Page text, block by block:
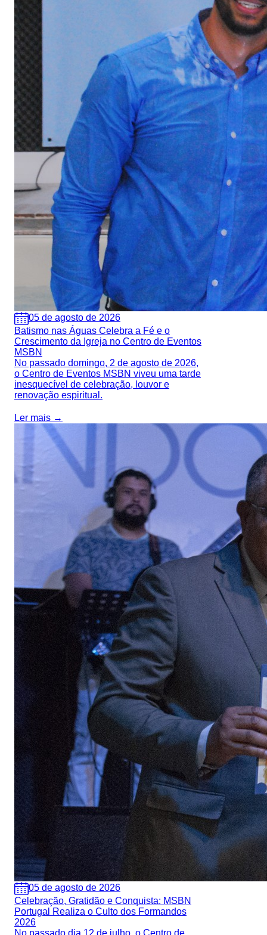
05 de agosto de 2026
Batismo nas Águas Celebra a Fé e o
Crescimento da Igreja no Centro de Eventos
MSBN
No passado domingo, 2 de agosto de 2026,
o Centro de Eventos MSBN viveu uma tarde
inesquecível de celebração, louvor e
renovação espiritual.
Ler mais →
05 de agosto de 2026
Celebração, Gratidão e Conquista: MSBN
Portugal Realiza o Culto dos Formandos
2026
No passado dia 12 de julho, o Centro de